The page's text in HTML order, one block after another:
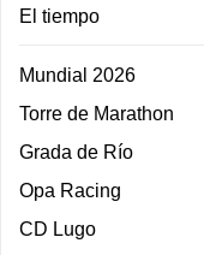
El tiempo
Mundial 2026
Torre de Marathon
Grada de Río
Opa Racing
CD Lugo